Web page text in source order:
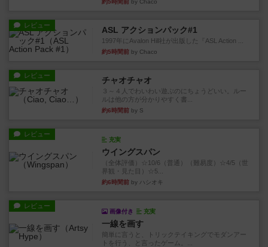
約5時間前 by Chaco
レビュー ASL アクションパック#1
1997年にAvalon Hill社が出版した『ASL Action ...
約5時間前 by Chaco
レビュー チャオチャオ
３～４人でわいわい遊ぶのにちょうどいい。ルー
ルは他の方が分かりやすく書...
約6時間前 by S
レビュー
充実
ウイングスパン
（全体評価）☆10/6（普通）（難易度）☆4/5（世
界観・見た目）☆5...
約6時間前 by ハシオキ
レビュー
画像付き 充実
一線を画す
簡単に言うと、トリックテイキングでモダンアー
トを行う、と言ったゲーム。...